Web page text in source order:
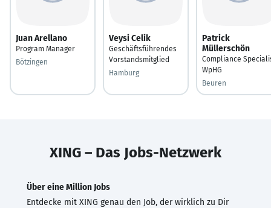
Juan Arellano
Program Manager
Bötzingen
Veysi Celik
Geschäftsführendes
Vorstandsmitglied
Hamburg
Patrick
Müllerschön
Compliance
WpHG
Beuren
XING – Das Jobs-Netzwerk
Über eine Million Jobs
Entdecke mit XING genau den Job, der wirklich zu Dir